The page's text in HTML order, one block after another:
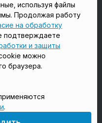
Люберцах
Королёве
в Щёлково
18+
используя файлы
Продолжая работу
на обработку
подтверждаете
и защиты
можно
браузера.
.